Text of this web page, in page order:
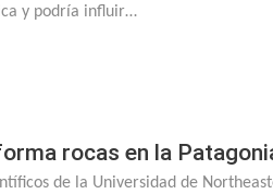
y podría influir…
rocas en la
de la Universidad de